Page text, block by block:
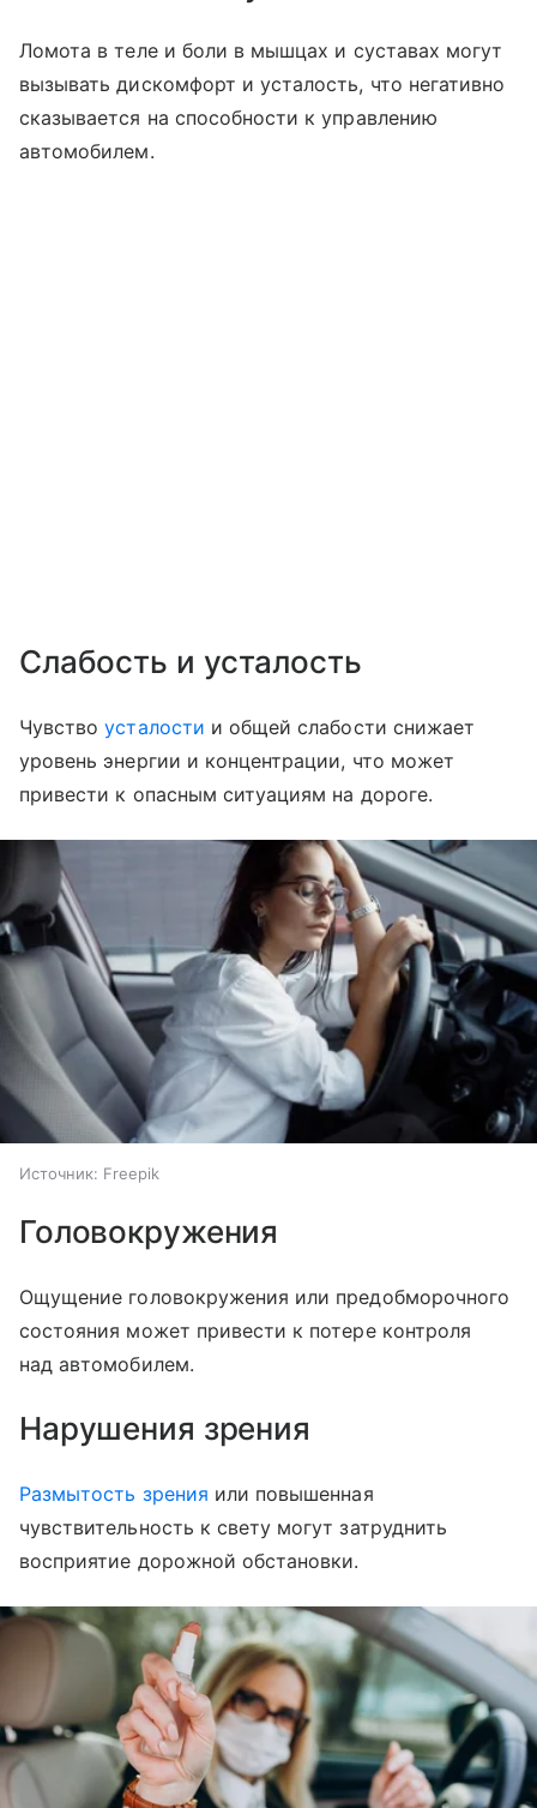
Ломота в теле и боли в мышцах и суставах могут
вызывать дискомфорт и усталость, что негативно
сказывается на способности к управлению
автомобилем.
Слабость и усталость
Чувствоусталости и общей слабости снижает
уровень энергии и концентрации, что может
привести к опасным ситуациям на дороге.
Источник: Freepik
Головокружения
Ощущение головокружения или предобморочного
состояния может привести к потере контроля
над автомобилем.
Нарушения зрения
Размытость зрения или повышенная
чувствительность к свету могут затруднить
восприятие дорожной обстановки.